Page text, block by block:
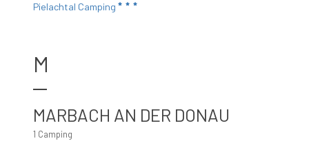
Pielachtal Camping
M
MARBACH AN DER DONAU
1 Camping